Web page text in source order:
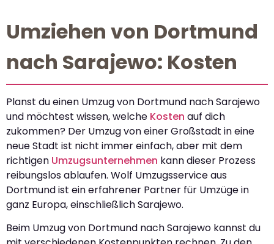
Umziehen von Dortmund
nach Sarajewo: Kosten
Planst du einen Umzug von Dortmund nach Sarajewo
und möchtest wissen, welche Kosten auf dich
zukommen? Der Umzug von einer Großstadt in eine
neue Stadt ist nicht immer einfach, aber mit dem
richtigen Umzugsunternehmen kann dieser Prozess
reibungslos ablaufen. Wolf Umzugsservice aus
Dortmund ist ein erfahrener Partner für Umzüge in
ganz Europa, einschließlich Sarajewo.
Beim Umzug von Dortmund nach Sarajewo kannst du